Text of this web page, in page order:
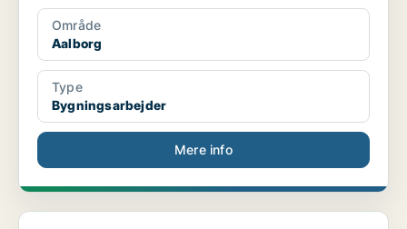
Område
Aalborg
Type
Bygningsarbejder
Mere info
Koordinerende funktion på Tilbud for børn og voksn...